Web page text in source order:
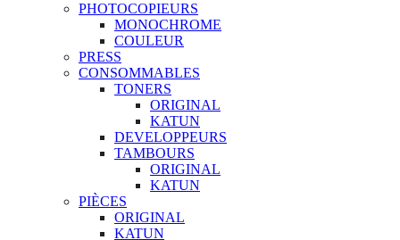
PHOTOCOPIEURS
MONOCHROME
COULEUR
PRESS
CONSOMMABLES
TONERS
ORIGINAL
KATUN
DEVELOPPEURS
TAMBOURS
ORIGINAL
KATUN
PIÈCES
ORIGINAL
KATUN